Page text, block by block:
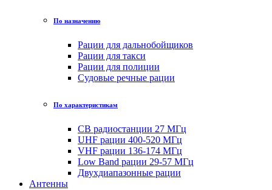
По назначению
Рации для дальнобойщиков
Рации для такси
Рации для полиции
Судовые речные рации
По характеристикам
CB радиостанции 27 МГц
UHF рации 400-520 МГц
VHF рации 136-174 МГц
Low Band рации 29-57 МГц
Двухдиапазонные рации
Антенны